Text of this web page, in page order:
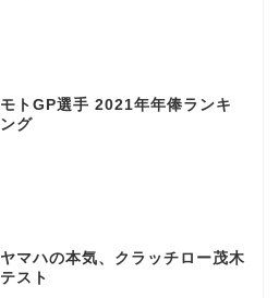
モトGP選手 2021年年俸ランキ
ング
ヤマハの本気、クラッチロー茂木
テスト